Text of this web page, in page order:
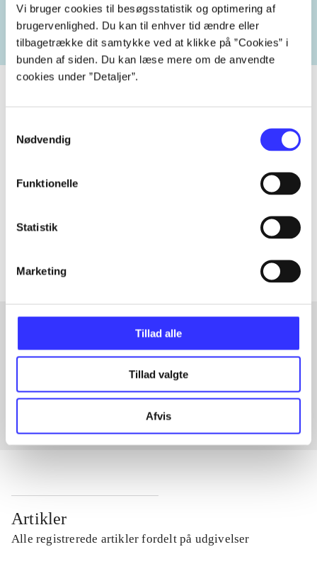
Vi bruger cookies til besøgsstatistik og optimering af
brugervenlighed. Du kan til enhver tid ændre eller
tilbagetrække dit samtykke ved at klikke på ”Cookies” i
bunden af siden. Du kan læse mere om de anvendte
cookies under ”Detaljer”.
Nødvendig
Funktionelle
Statistik
Marketing
Tillad alle
Tillad valgte
Afvis
heste børnebøger ridning hestesygdomme
Tidsskrift
Artiklerne i
Artikler med samme emner
Artikler
Alle registrerede artikler fordelt på udgivelser